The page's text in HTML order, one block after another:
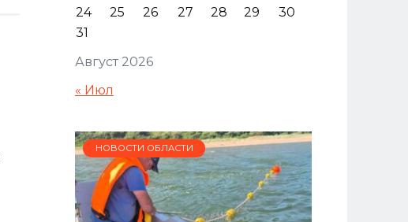
Август 2026
24
25 26 27 28 29
30
31
« Июл
НОВОСТИ ОБЛАСТИ